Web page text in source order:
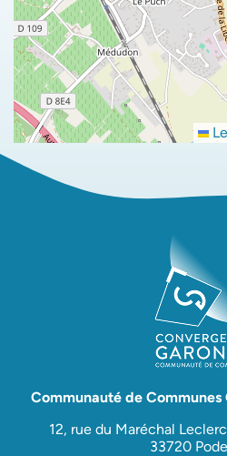
Communauté de
12, rue du Maréchal
33720